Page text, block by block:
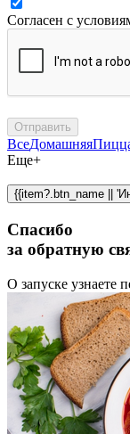
Согласен с
Отправить
ВсеДомашняя
Еще+
{{item?.btn_name ||
Спасибо
за обратную
О запуске узнаете